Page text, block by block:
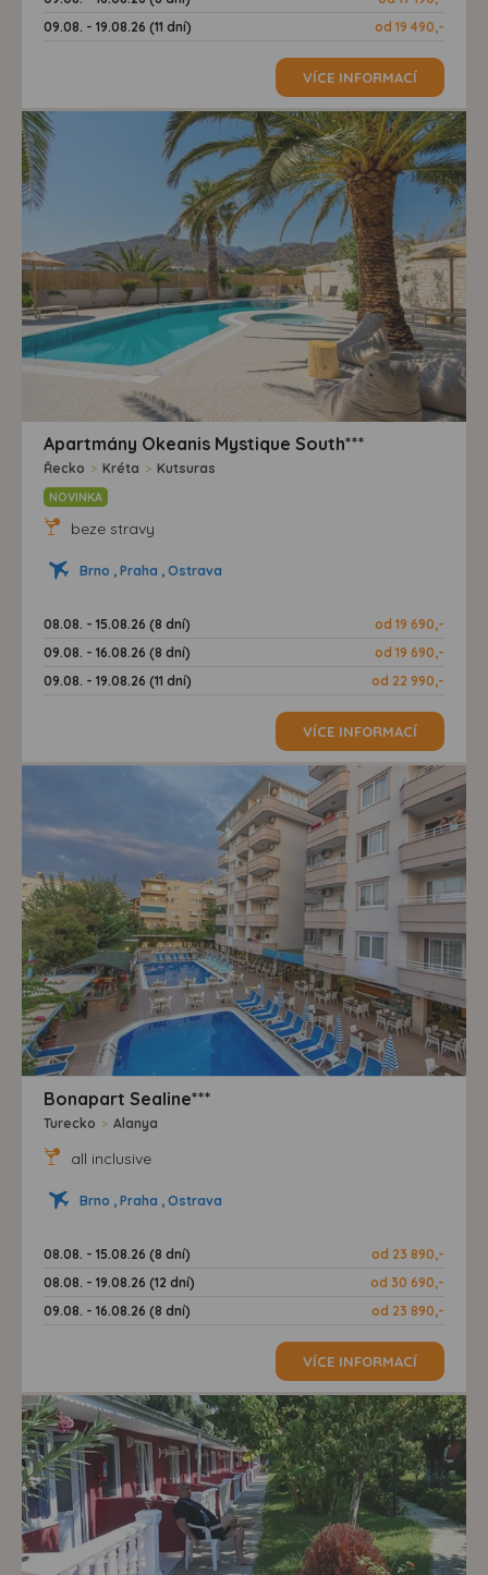
09.08. - 19.08.26 (11 dní)
od 19 490,-
VÍCE INFORMACÍ
Apartmány Okeanis Mystique South***
Řecko > Kréta > Kutsuras
NOVINKA
beze stravy
Brno , Praha , Ostrava
08.08. - 15.08.26 (8 dní)
od 19 690,-
09.08. - 16.08.26 (8 dní)
od 19 690,-
09.08. - 19.08.26 (11 dní)
od 22 990,-
VÍCE INFORMACÍ
Bonapart Sealine***
Turecko > Alanya
all inclusive
Brno , Praha , Ostrava
08.08. - 15.08.26 (8 dní)
od 23 890,-
08.08. - 19.08.26 (12 dní)
od 30 690,-
09.08. - 16.08.26 (8 dní)
od 23 890,-
VÍCE INFORMACÍ